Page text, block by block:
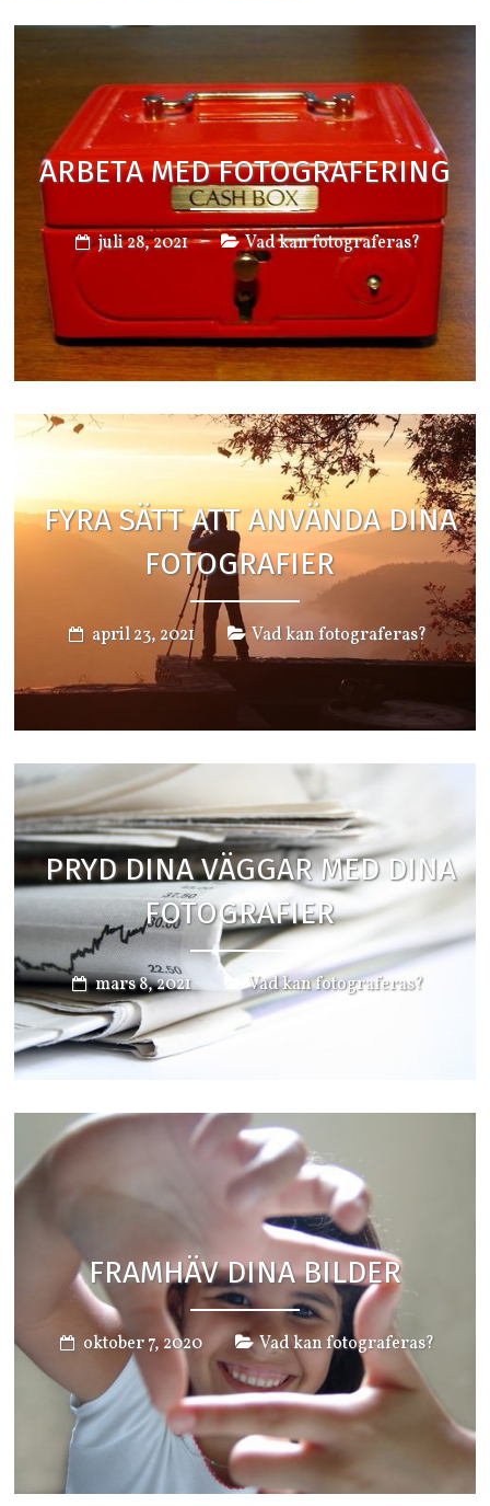
ARBETA MED FOTOGRAFERING
juli 28, 2021 Vad kan fotograferas?
FYRA SÄTT ATT ANVÄNDA DINA
FOTOGRAFIER
april 23, 2021 Vad kan fotograferas?
PRYD DINA VÄGGAR MED DINA
FOTOGRAFIER
mars 8, 2021 Vad kan fotograferas?
FRAMHÄV DINA BILDER
oktober 7, 2020 Vad kan fotograferas?